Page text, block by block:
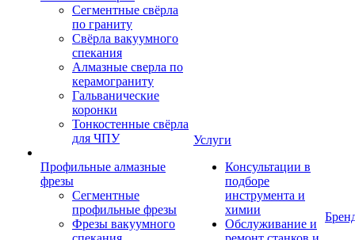
Сегментные свёрла
по граниту
Свёрла вакуумного
спекания
Алмазные сверла по
керамограниту
Гальванические
коронки
Тонкостенные свёрла
для ЧПУ
Профильные алмазные
фрезы
Сегментные
профильные фрезы
Фрезы вакуумного
Услуги
Консультации в
подборе
инструмента и
химии
Обслуживание и